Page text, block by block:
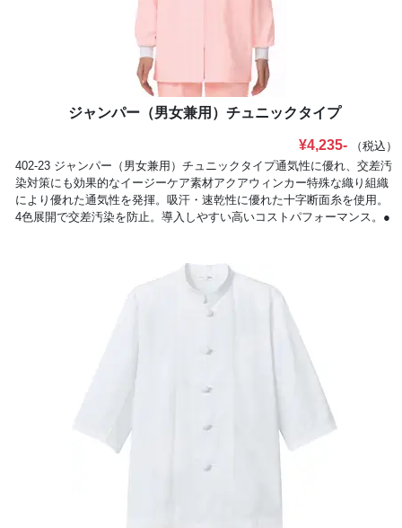
メッシュ＆鹿の子ニットしめつけ感を和らげつつ、体毛の落下を軽減。
（6）本体袖口仕様:フライス長時間の着用も快適で、体毛の落下を軽
減。（7）縫製仕様:巻き伏せ縫い代のほつれの発生による異物混入を軽
減。（8）着丈仕様:安心の着丈作業の邪魔にならず、長めの着丈に。
ジャンパー（男女兼用）チュニックタイプ
¥4,235-
（税込）
402-23 ジャンパー（男女兼用）チュニックタイプ通気性に優れ、交差汚
染対策にも効果的なイージーケア素材アクアウィンカー特殊な織り組織
により優れた通気性を発揮。吸汗・速乾性に優れた十字断面糸を使用。
4色展開で交差汚染を防止。導入しやすい高いコストパフォーマンス。●
地の薄手高機能素材です。●繊維構造性質の異なる長繊維と短繊維を交
互に聖経し、タテ・ヨコに偏ることなく洗濯後の収縮を抑えた長短特殊
聖経織物です。フルダルタイプの十字断面糸を使用して吸汗・速乾性能
を付与し、ドライタッチの独特なハリ・コシ感を実現しました。●通気
性特殊な織組織により、熱がこもりにくい優れた通気性を実現。●商品
特徴暑い職場環境に対応し、安全性と快適性とコストパフォーマンスを
追求した高機能ユニフォームです。ジャンパーは、異物混入防止の視点
から安全機能をワンランクアップさせた、新アイデアの「衿・身頃一体
型構造」を採用しています。衿元が開いたり洗濯後に衿が折れてしまう
トラブルもなく、異物混入防止に効果的です。胸下部分にはインナーカ
バー、肘下部分には体毛落下防止加工袖を標準装備。男女兼用ジャンパ
ー（ブルゾンタイプとチュニックタイプ）、ウエスト脇ゴム仕様で裾口
フライスのスラックス・パンツを男女別でご用意しております。交差汚